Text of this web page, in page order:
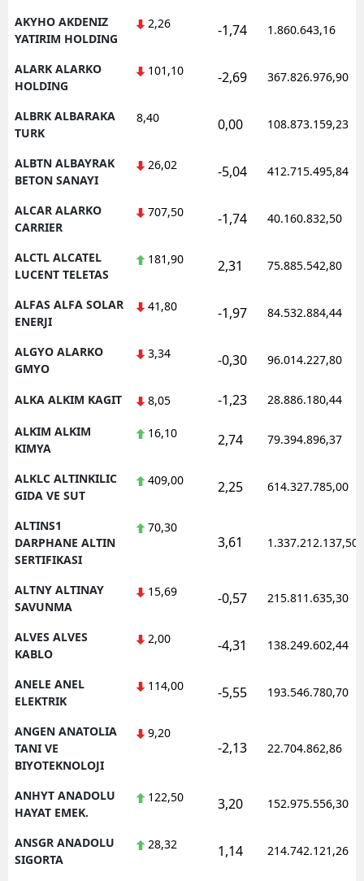
AKYHO AKDENIZ
YATIRIM HOLDING
2,26 -1,74 1.860.643,16
ALARK ALARKO
HOLDING
101,10 -2,69 367.826.976,90
ALBRK ALBARAKA
TURK
8,40 0,00 108.873.159,23
ALBTN ALBAYRAK
BETON SANAYI
26,02 -5,04 412.715.495,84
ALCAR ALARKO
CARRIER
707,50 -1,74 40.160.832,50
ALCTL ALCATEL
LUCENT TELETAS
181,90 2,31 75.885.542,80
ALFAS ALFA SOLAR
ENERJI
41,80 -1,97 84.532.884,44
ALGYO ALARKO
GMYO
3,34 -0,30 96.014.227,80
ALKA ALKIM KAGIT 8,05 -1,23 28.886.180,44
ALKIM ALKIM
KIMYA
16,10 2,74 79.394.896,37
ALKLC ALTINKILIC
GIDA VE SUT
409,00 2,25 614.327.785,00
ALTINS1
DARPHANE ALTIN
SERTIFIKASI
70,30
3,61 1.337.212.137,50
ALTNY ALTINAY
SAVUNMA
15,69 -0,57 215.811.635,30
ALVES ALVES
KABLO
2,00 -4,31 138.249.602,44
ANELE ANEL
ELEKTRIK
114,00 -5,55 193.546.780,70
ANGEN ANATOLIA
TANI VE
BIYOTEKNOLOJI
9,20
-2,13 22.704.862,86
ANHYT ANADOLU
HAYAT EMEK.
122,50 3,20 152.975.556,30
ANSGR ANADOLU
SIGORTA
28,32 1,14 214.742.121,26